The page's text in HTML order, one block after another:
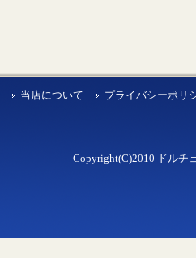
当店について プライバシーポリ
Copyright(C)2010 ドルチ